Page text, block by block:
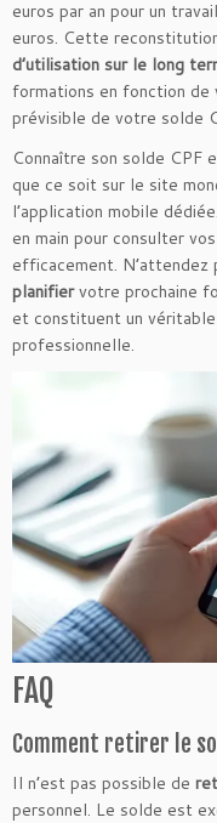
euros par an pour un
euros. Cette
d’utilisation sur le long
formations en fonction
prévisible de votre solde
Connaître son solde CPF
que ce soit sur le site
l’application mobile
en main pour consulter
efficacement.
planifiervotre prochaine
et constituent un
professionnelle.
FAQ
Comment retirer le
Il n’est pas possible de
personnel. Le solde est